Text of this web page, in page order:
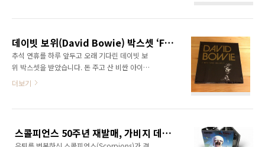
니다. (한국에 정식으로 수입되어도 30만원은 훌
Collection ..
이브 앨범 중 하나인 [Animal Serenade]가 포
함되어 있습니다. 아쉽게도 보너스 트랙이 포함
된 리마스터링 버전이 아닌데다 LP 미니어처가
아닌 카드 슬리브 형식이라 소장가치는 조금 떨
어지지만, 가격이 저렴합니다. (아마존 예약가는
게 아주 좋은 선택이 될 아이템입니다. The Sire
데이빗 보위(David Bowie) 박스셋 ‘Five Years (1969 - 1973)’ 개봉기
추석 연휴를 하루 앞두고 오래 기다린 데이빗 보
위 박스셋을 받았습니다. 돈 주고 산 비싼 아이템
(할인쿠폰 적용해도 18만 원)이지만, 왠지 추석
성된 박스셋은 기대 이상으로 만족스럽습니다.
더보기
스콜피언스 50주년 재발매, 가비지 데뷔 앨범 20주년 재발매, 스웨이드 7집 발매